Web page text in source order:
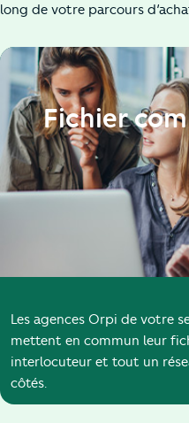
long de votre parcours
Fichier
Les agences Orpi de votre
mettent en commun leur
interlocuteur et tout un
côtés.